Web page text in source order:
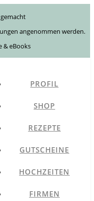
angenommen werden.
& eBooks
PROFIL
SHOP
REZEPTE
GUTSCHEINE
HOCHZEITEN
FIRMEN